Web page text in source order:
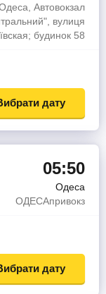
Автовокзал
вулиця
будинок 58
дату
05:50
Одеса
ОДЕСАпривокз
дату